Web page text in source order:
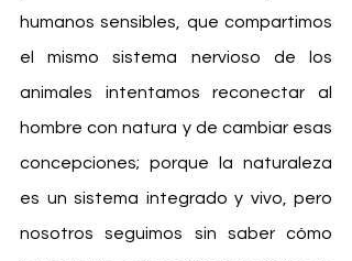
humanos sensibles, que compartimos
el mismo sistema nervioso de los
animales intentamos reconectar al
hombre con natura y de cambiar esas
concepciones; porque la naturaleza
es un sistema integrado y vivo, pero
nosotros seguimos sin saber cómo